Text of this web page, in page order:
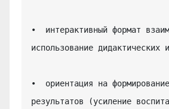
•  интерактивный формат
использование дидактических
•  ориентация на
результатов (усиление